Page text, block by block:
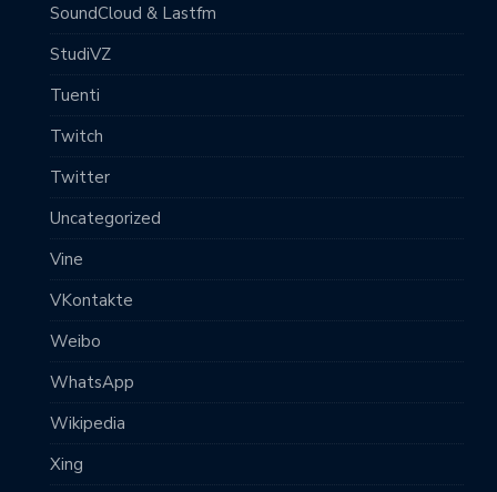
SoundCloud & Lastfm
StudiVZ
Tuenti
Twitch
Twitter
Uncategorized
Vine
VKontakte
Weibo
WhatsApp
Wikipedia
Xing